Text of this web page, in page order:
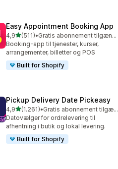
Easy Appointment Booking App
4,9ud af 5 stjerner
(511)
511 anmeldelser i alt
•
Gratis abonnement tilgængeligt
Booking-app til tjenester, kurser,
arrangementer, billetter og POS
Built for Shopify
Pickup Delivery Date Pickeasy
4,9ud af 5 stjerner
(1.261)
1261 anmeldelser i alt
•
Gratis abonnement tilgængeligt
Datovælger for ordrelevering til
afhentning i butik og lokal levering.
Built for Shopify